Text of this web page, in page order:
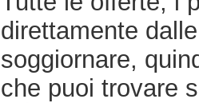
direttamente
soggiornare,
che puoi trovare